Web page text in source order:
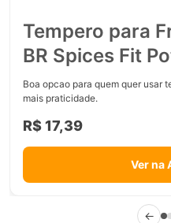
Tempero para
BR Spices Fit
Boa opcao para quem quer usar
mais praticidade.
R$ 17,39
Ver na
←